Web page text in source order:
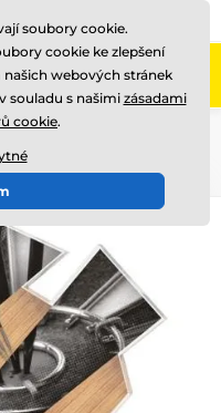
soubory cookie.
cookie ke zlepšení
webových stránek
souladu s našimi zásadami
cookie.